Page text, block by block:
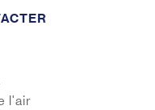
l'air